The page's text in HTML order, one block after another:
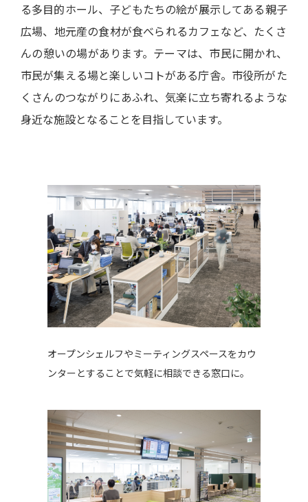
る多目的ホール、子どもたちの絵が展示してある親子
広場、地元産の食材が食べられるカフェなど、たくさ
んの憩いの場があります。テーマは、市民に開かれ、
市民が集える場と楽しいコトがある庁舎。市役所がた
くさんのつながりにあふれ、気楽に立ち寄れるような
身近な施設となることを目指しています。
オープンシェルフやミーティングスペースをカウ
ンターとすることで気軽に相談できる窓口に。